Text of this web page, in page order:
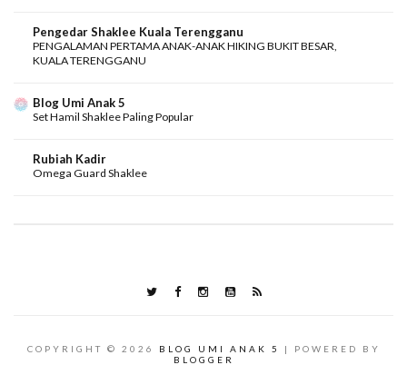
Pengedar Shaklee Kuala Terengganu
PENGALAMAN PERTAMA ANAK-ANAK HIKING BUKIT BESAR,
KUALA TERENGGANU
Blog Umi Anak 5
Set Hamil Shaklee Paling Popular
Rubiah Kadir
Omega Guard Shaklee
COPYRIGHT © 2026 BLOG UMI ANAK 5
| POWERED BY
BLOGGER